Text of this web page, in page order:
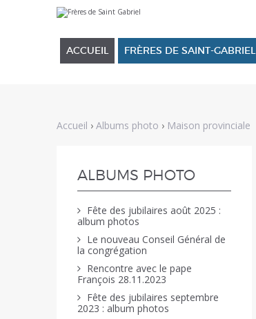
Aller
au
Aller
Outils
personnels
ACCUEIL FRÈRES DE SAINT-GABRIEL
Accueil › Albums photo › Maison provinciale
NAVIGATION
ALBUMS PHOTO
Fête des jubilaires août 2025 :
album photos
Le nouveau Conseil Général de
la congrégation
Rencontre avec le pape
François 28.11.2023
Fête des jubilaires septembre
2023 : album photos